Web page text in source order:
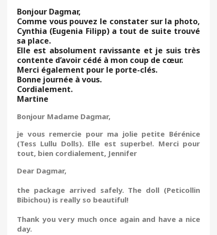
Bonjour Dagmar,
Comme vous pouvez le constater sur la photo,
Cynthia (Eugenia Filipp) a tout de suite trouvé
sa place.
Elle est absolument ravissante et je suis très
contente d’avoir cédé à mon coup de cœur.
Merci également pour le porte-clés.
Bonne journée à vous.
Cordialement.
Martine
Bonjour Madame Dagmar,
je vous remercie pour ma jolie petite Bérénice
(Tess Lullu Dolls). Elle est superbe!. Merci pour
tout, bien cordialement, Jennifer
Dear Dagmar,
the package arrived safely. The doll (Peticollin
Bibichou) is really so beautiful!
Thank you very much once again and have a nice
day.